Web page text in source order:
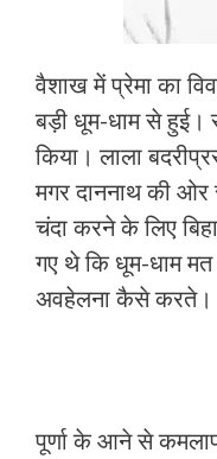
वैशाख में प्रेमा का
बड़ी धूम-धाम से हुई।
किया। लाला
मगर दाननाथ की ओर
चंदा करने के लिए
गए थे कि धूम-धाम
अवहेलना कैसे करते।
पूर्णा के आने से